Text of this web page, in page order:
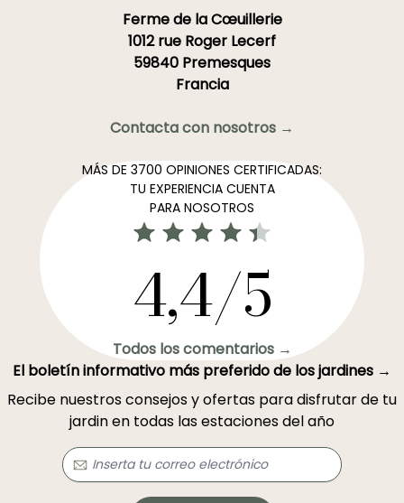
Ferme de la Cœuillerie
1012 rue Roger Lecerf
59840 Premesques
Francia
Contacta con nosotros →
MÁS DE 3700 OPINIONES CERTIFICADAS:
TU EXPERIENCIA CUENTA
PARA NOSOTROS
4,4/5
Todos los comentarios →
El boletín informativo más preferido de los jardines →
Recibe nuestros consejos y ofertas para disfrutar de tu
jardin en todas las estaciones del año